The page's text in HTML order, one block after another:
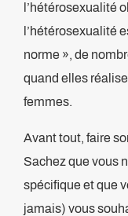
l’hétérosexualité
l’hétérosexualité
norme », de
quand elles
femmes.
Avant tout, faire
Sachez que vous
spécifique et que
jamais) vous